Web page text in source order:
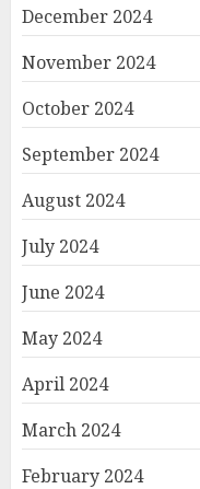
December 2024
November 2024
October 2024
September 2024
August 2024
July 2024
June 2024
May 2024
April 2024
March 2024
February 2024